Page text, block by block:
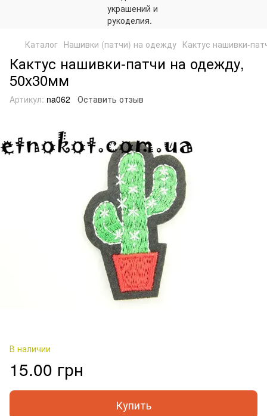
Каталог Нашивки (патчи) на одежду Кактус нашивки-
Кактус нашивки-патчи на одежду,
50x30мм
Артикул: na062 Оставить отзыв
В наличии
15.00 грн
Купить